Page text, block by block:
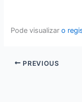
Pode visualizaro
PREVIOUS